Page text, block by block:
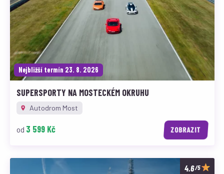
Nejbližší termín 23. 8. 2026
SUPERSPORTY NA MOSTECKÉM OKRUHU
Autodrom Most
od 3 599 Kč ZOBRAZIT
/5